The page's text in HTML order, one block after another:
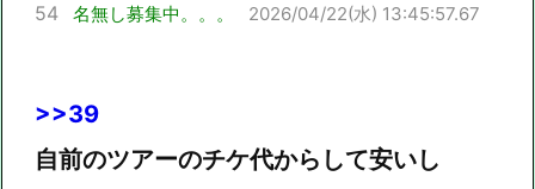
54 名無し募集中。。。 2026/04/22(水) 13:45:57.67
>>39
自前のツアーのチケ代からして安いし